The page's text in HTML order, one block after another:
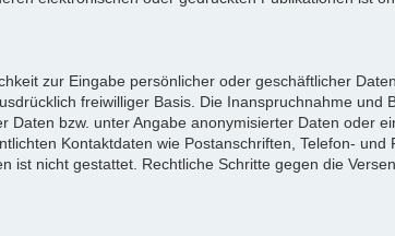
zur Eingabe persönlicher oder geschäftlicher
freiwilliger Basis. Die Inanspruchnahme
Daten bzw. unter Angabe anonymisierter Daten oder
Kontaktdaten wie Postanschriften, Telefon-
ist nicht gestattet. Rechtliche Schritte gegen die